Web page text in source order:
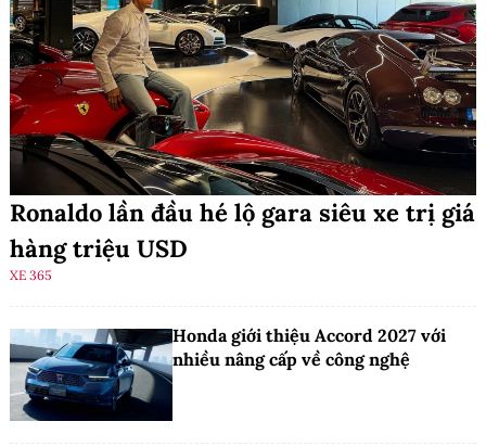
Ronaldo lần đầu hé lộ gara siêu xe trị giá
hàng triệu USD
XE 365
Honda giới thiệu Accord 2027 với
nhiều nâng cấp về công nghệ